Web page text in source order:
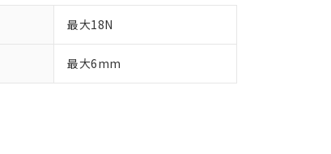
最大18N
最大6mm